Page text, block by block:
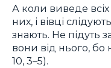
А коли виведе
них, і вівці
знають. Не підуть
вони від нього, бо
10, 3–5).